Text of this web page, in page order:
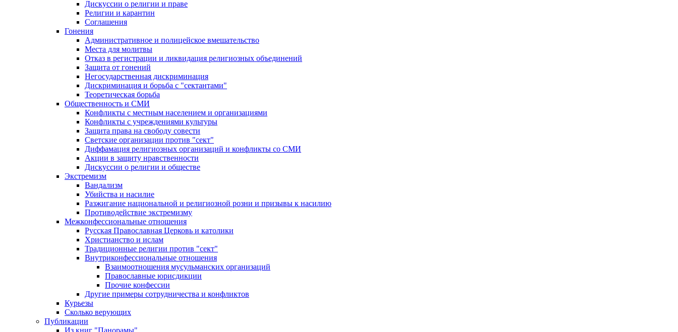
Дискуссии о религии и праве
Религии и карантин
Соглашения
Гонения
Административное и полицейское вмешательство
Места для молитвы
Отказ в регистрации и ликвидация религиозных объединений
Защита от гонений
Негосударственная дискриминация
Дискриминация и борьба с "сектантами"
Теоретическая борьба
Общественность и СМИ
Конфликты с местным населением и организациями
Конфликты с учреждениями культуры
Защита права на свободу совести
Светские организации против "сект"
Диффамация религиозных организаций и конфликты со СМИ
Акции в защиту нравственности
Дискуссии о религии и обществе
Экстремизм
Вандализм
Убийства и насилие
Разжигание национальной и религиозной розни и призывы к насилию
Противодействие экстремизму
Межконфессиональные отношения
Русская Православная Церковь и католики
Христианство и ислам
Традиционные религии против "сект"
Внутриконфессиональные отношения
Взаимоотношения мусульманских организаций
Православные юрисдикции
Прочие конфессии
Другие примеры сотрудничества и конфликтов
Курьезы
Сколько верующих
Публикации